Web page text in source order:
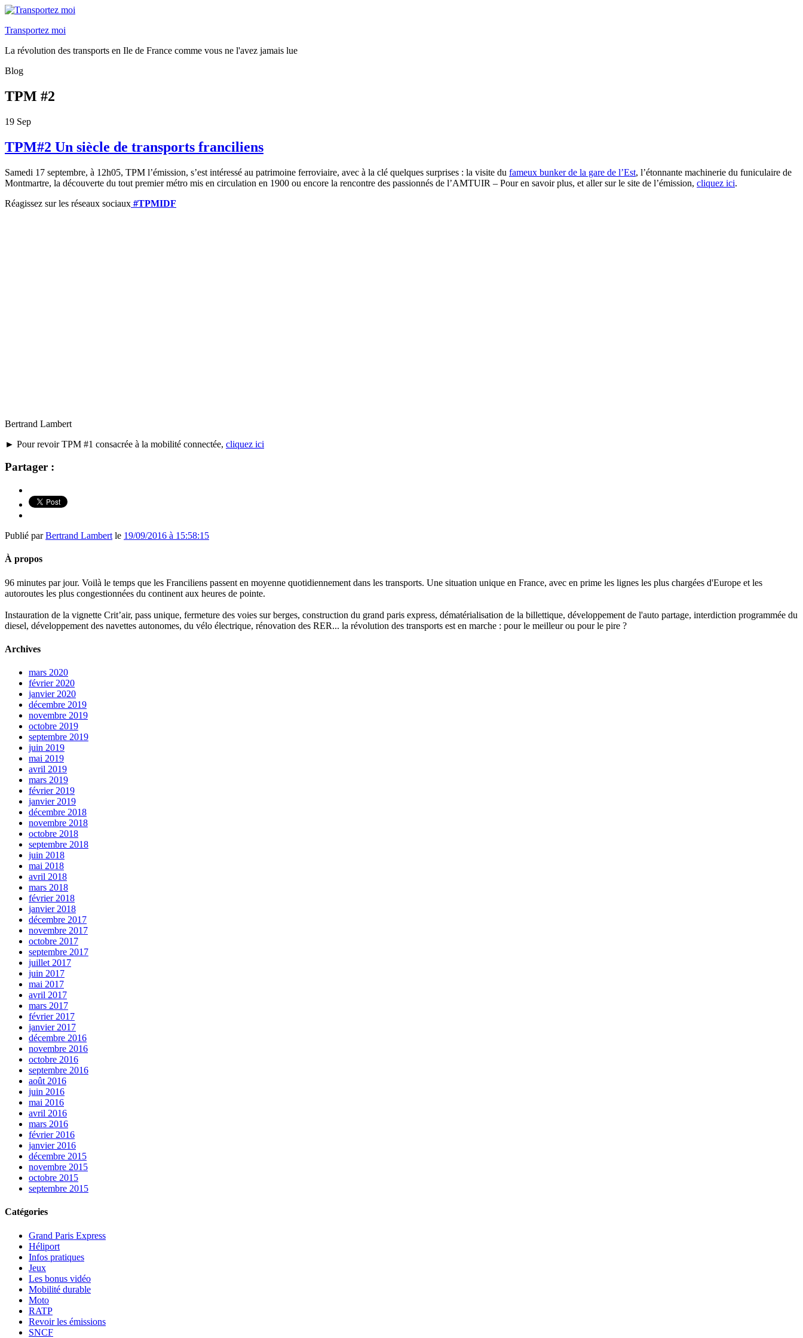
Transportez moi
La révolution des transports en Ile de France comme vous ne l'avez jamais lue
Blog
TPM #2
19 Sep
TPM#2 Un siècle de transports franciliens
Samedi 17 septembre, à 12h05, TPM l’émission, s’est intéressé au patrimoine ferroviaire, avec à la clé quelques surprises : la visite du fameux bunker de la gare de l’Est, l’étonnante machinerie du funiculaire de
Montmartre, la découverte du tout premier métro mis en circulation en 1900 ou encore la rencontre des passionnés de l’AMTUIR – Pour en savoir plus, et aller sur le site de l’émission, cliquez ici.
Réagissez sur les réseaux sociaux #TPMIDF
Bertrand Lambert
► Pour revoir TPM #1 consacrée à la mobilité connectée, cliquez ici
Partager :
Publié parBertrand Lambert le 19/09/2016 à 15:58:15
À propos
96 minutes par jour. Voilà le temps que les Franciliens passent en moyenne quotidiennement dans les transports. Une situation unique en France, avec en prime les lignes les plus chargées d'Europe et les
autoroutes les plus congestionnées du continent aux heures de pointe.
Instauration de la vignette Crit’air, pass unique, fermeture des voies sur berges, construction du grand paris express, dématérialisation de la billettique, développement de l'auto partage, interdiction programmée du
diesel, développement des navettes autonomes, du vélo électrique, rénovation des RER... la révolution des transports est en marche : pour le meilleur ou pour le pire ?
Archives
mars 2020
février 2020
janvier 2020
décembre 2019
novembre 2019
octobre 2019
septembre 2019
juin 2019
mai 2019
avril 2019
mars 2019
février 2019
janvier 2019
décembre 2018
novembre 2018
octobre 2018
septembre 2018
juin 2018
mai 2018
avril 2018
mars 2018
février 2018
janvier 2018
décembre 2017
novembre 2017
octobre 2017
septembre 2017
juillet 2017
juin 2017
mai 2017
avril 2017
mars 2017
février 2017
janvier 2017
décembre 2016
novembre 2016
octobre 2016
septembre 2016
août 2016
juin 2016
mai 2016
avril 2016
mars 2016
février 2016
janvier 2016
décembre 2015
novembre 2015
octobre 2015
septembre 2015
Catégories
Grand Paris Express
Héliport
Infos pratiques
Jeux
Les bonus vidéo
Mobilité durable
Moto
RATP
Revoir les émissions
SNCF